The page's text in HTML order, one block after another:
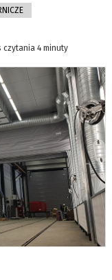
czytania 4 minuty